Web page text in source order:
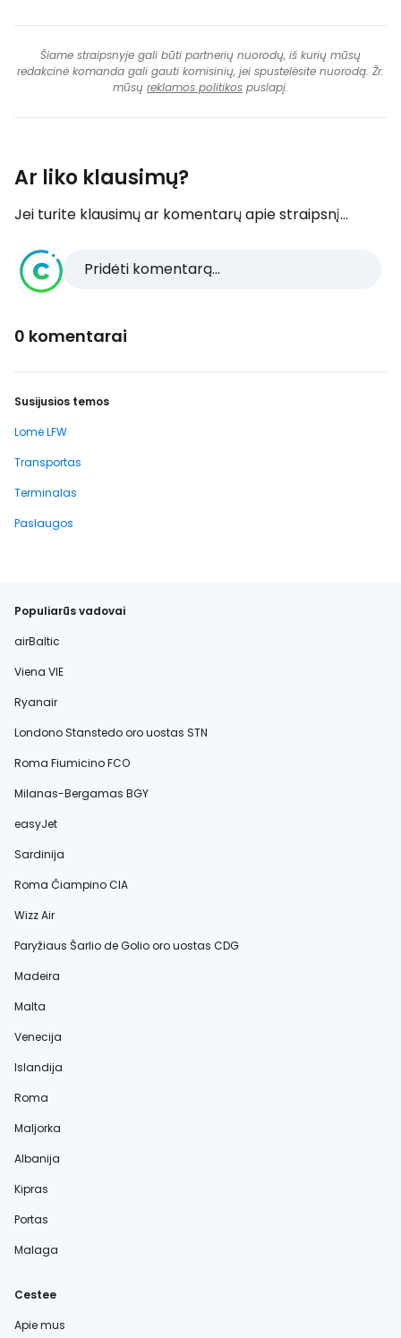
Šiame straipsnyje gali būti partnerių nuorodų, iš kurių mūsų
redakcinė komanda gali gauti komisinių, jei spustelėsite nuorodą. Žr.
mūsų reklamos politikos puslapį.
Ar liko klausimų?
Jei turite klausimų ar komentarų apie straipsnį...
Pridėti komentarą...
0 komentarai
Susijusios temos
Lomė LFW
Transportas
Terminalas
Paslaugos
Populiarūs vadovai
airBaltic
Viena VIE
Ryanair
Londono Stanstedo oro uostas STN
Roma Fiumicino FCO
Milanas-Bergamas BGY
easyJet
Sardinija
Roma Čiampino CIA
Wizz Air
Paryžiaus Šarlio de Golio oro uostas CDG
Madeira
Malta
Venecija
Islandija
Roma
Maljorka
Albanija
Kipras
Portas
Malaga
Cestee
Apie mus